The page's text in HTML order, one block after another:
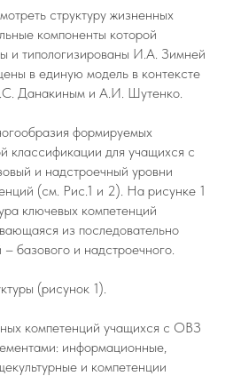
структуру жизненных
компоненты которой
и типологизированы И.А. Зимней
в единую модель в контексте
Данакиным и А.И. Шутенко.
формируемых
классификации для учащихся с
и надстроечный уровни
(см. Рис.1 и 2). На рисунке 1
ключевых компетенций
из последовательно
базового и надстроечного.
(рисунок 1).
компетенций учащихся с ОВЗ
информационные,
и компетенции